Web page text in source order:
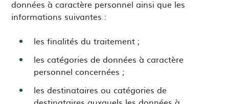
données à caractère personnel ainsi que les
informations suivantes :
les finalités du traitement ;
les catégories de données à caractère
personnel concernées ;
les destinataires ou catégories de